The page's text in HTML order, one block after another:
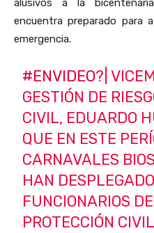
alusivos a la
encuentra preparado para
emergencia.
#ENVIDEO?|
GESTIÓN DE
CIVIL, EDUARDO
QUE EN ESTE
CARNAVALES
HAN
FUNCIONARIOS
PROTECCIÓN